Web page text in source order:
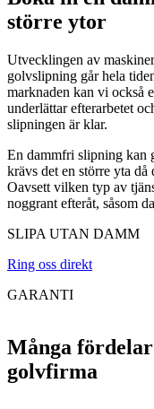
större ytor
Utvecklingen av
golvslipning går hela
marknaden kan vi också
underlättar efterarbetet
slipningen är klar.
En dammfri slipning kan
krävs det en större yta då
Oavsett vilken typ av
noggrant efteråt, såsom
SLIPA UTAN DAMM
Ring oss direkt
Många
golvfirma
GARANTI